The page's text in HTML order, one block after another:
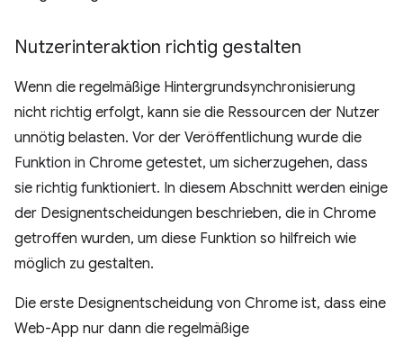
Nutzerinteraktion richtig gestalten
Wenn die regelmäßige Hintergrundsynchronisierung
nicht richtig erfolgt, kann sie die Ressourcen der Nutzer
unnötig belasten. Vor der Veröffentlichung wurde die
Funktion in Chrome getestet, um sicherzugehen, dass
sie richtig funktioniert. In diesem Abschnitt werden einige
der Designentscheidungen beschrieben, die in Chrome
getroffen wurden, um diese Funktion so hilfreich wie
möglich zu gestalten.
Die erste Designentscheidung von Chrome ist, dass eine
Web-App nur dann die regelmäßige